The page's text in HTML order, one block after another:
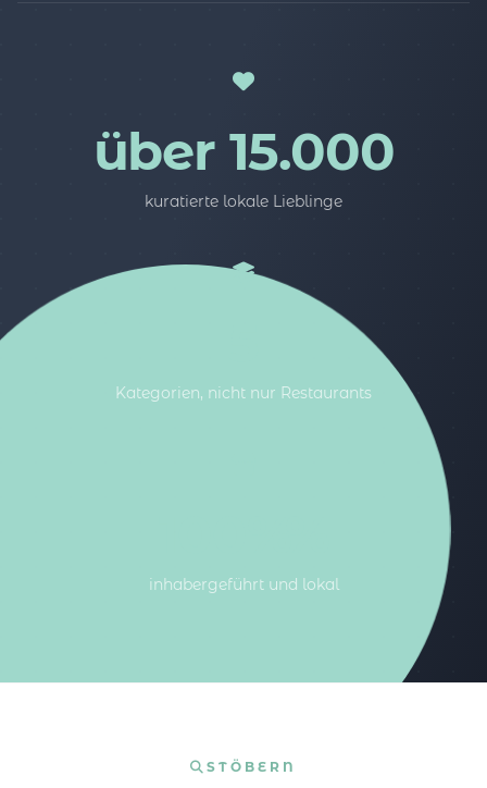
über 15.000
kuratierte lokale Lieblinge
Kategorien, nicht nur Restaurants
inhabergeführt und lokal
STÖBERN